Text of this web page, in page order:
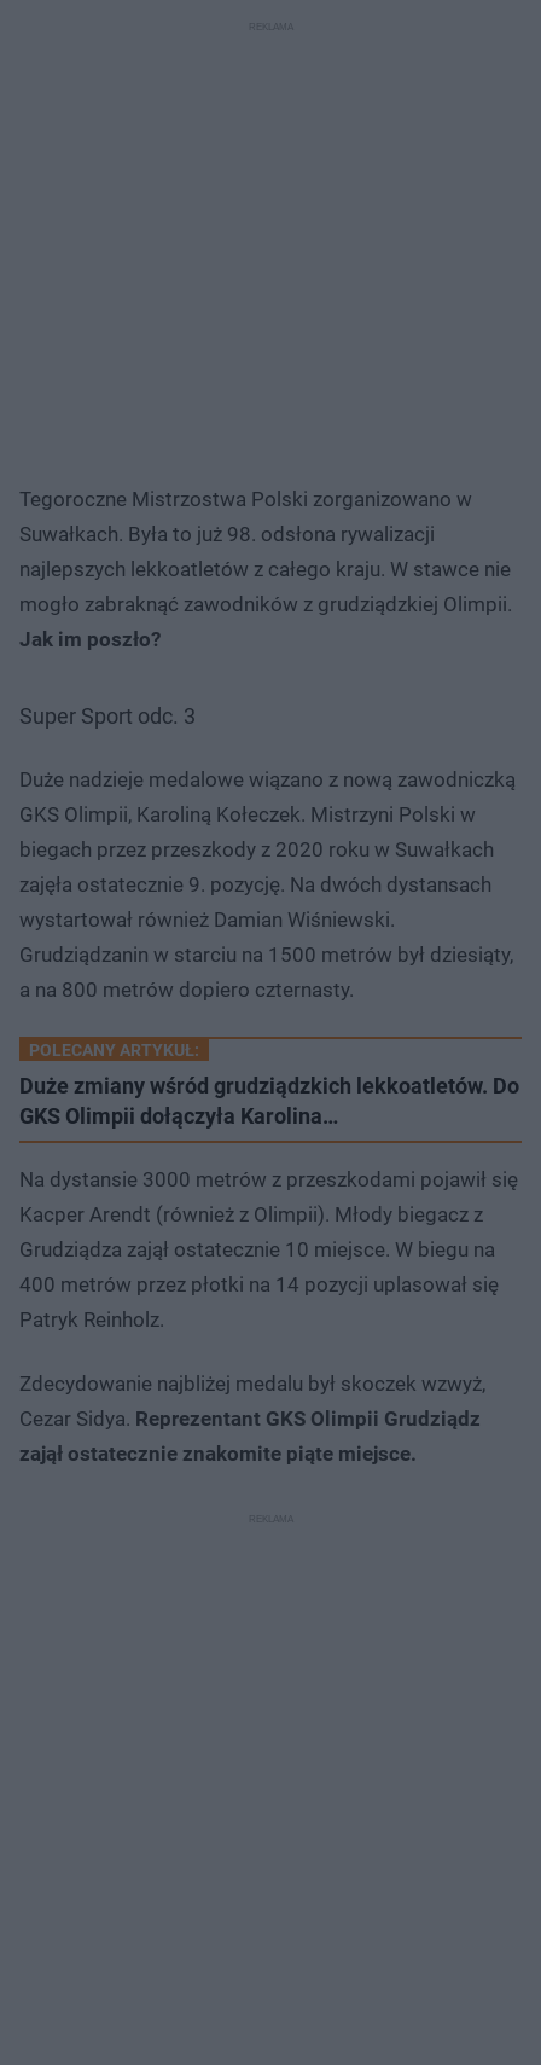
Tegoroczne Mistrzostwa Polski zorganizowano w
Suwałkach. Była to już 98. odsłona rywalizacji
najlepszych lekkoatletów z całego kraju. W stawce nie
mogło zabraknąć zawodników z grudziądzkiej Olimpii.
Jak im poszło?
Super Sport odc. 3
Duże nadzieje medalowe wiązano z nową zawodniczką
GKS Olimpii, Karoliną Kołeczek. Mistrzyni Polski w
biegach przez przeszkody z 2020 roku w Suwałkach
zajęła ostatecznie 9. pozycję. Na dwóch dystansach
wystartował również Damian Wiśniewski.
Grudziądzanin w starciu na 1500 metrów był dziesiąty,
a na 800 metrów dopiero czternasty.
POLECANY ARTYKUŁ:
Duże zmiany wśród grudziądzkich lekkoatletów. Do
GKS Olimpii dołączyła Karolina…
Na dystansie 3000 metrów z przeszkodami pojawił się
Kacper Arendt (również z Olimpii). Młody biegacz z
Grudziądza zajął ostatecznie 10 miejsce. W biegu na
400 metrów przez płotki na 14 pozycji uplasował się
Patryk Reinholz.
Zdecydowanie najbliżej medalu był skoczek wzwyż,
Cezar Sidya. Reprezentant GKS Olimpii Grudziądz
zajął ostatecznie znakomite piąte miejsce.